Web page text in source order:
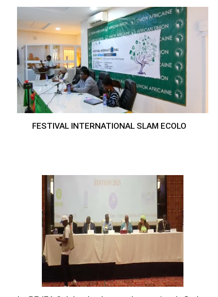
FESTIVAL INTERNATIONAL SLAM ECOLO